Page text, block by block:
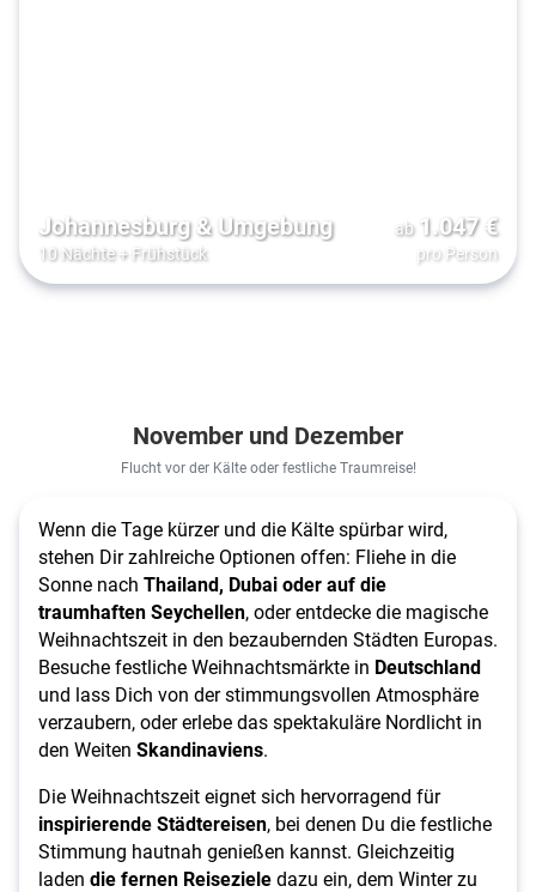
Johannesburg & Umgebung
10 Nächte+ Frühstück
ab 1.047€
pro Person
November und Dezember
Flucht vor der Kälte oder festliche Traumreise!
Wenn die Tage kürzer und die Kälte spürbar wird,
stehen Dir zahlreiche Optionen offen: Fliehe in die
Sonne nach Thailand, Dubai oder auf die
traumhaften Seychellen, oder entdecke die magische
Weihnachtszeit in den bezaubernden Städten Europas.
Besuche festliche Weihnachtsmärkte in Deutschland
und lass Dich von der stimmungsvollen Atmosphäre
verzaubern, oder erlebe das spektakuläre Nordlicht in
den Weiten Skandinaviens.
Die Weihnachtszeit eignet sich hervorragend für
inspirierende Städtereisen, bei denen Du die festliche
Stimmung hautnah genießen kannst. Gleichzeitig
laden diefernen Reisezieledazu ein, dem Winter zu